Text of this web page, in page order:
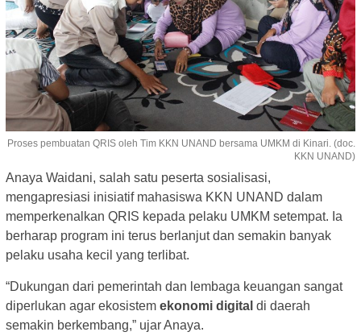
Proses pembuatan QRIS oleh Tim KKN UNAND bersama UMKM di Kinari. (doc.
KKN UNAND)
Anaya Waidani, salah satu peserta sosialisasi,
mengapresiasi inisiatif mahasiswa KKN UNAND dalam
memperkenalkan QRIS kepada pelaku UMKM setempat. Ia
berharap program ini terus berlanjut dan semakin banyak
pelaku usaha kecil yang terlibat.
“Dukungan dari pemerintah dan lembaga keuangan sangat
diperlukan agar ekosistem ekonomi digital di daerah
semakin berkembang,” ujar Anaya.